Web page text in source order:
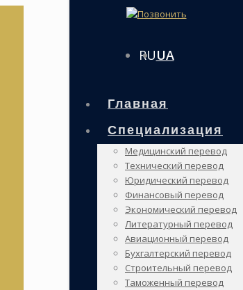
RUUA
Главная
Специализация
Медицинский перевод
Технический перевод
Юридический перевод
Финансовый перевод
Экономический перевод
Литературный перевод
Авиационный перевод
Бухгалтерский перевод
Строительный перевод
Таможенный перевод